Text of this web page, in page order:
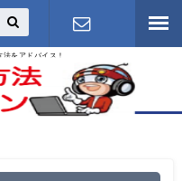
をアドバイス！
お問い合わ
せ